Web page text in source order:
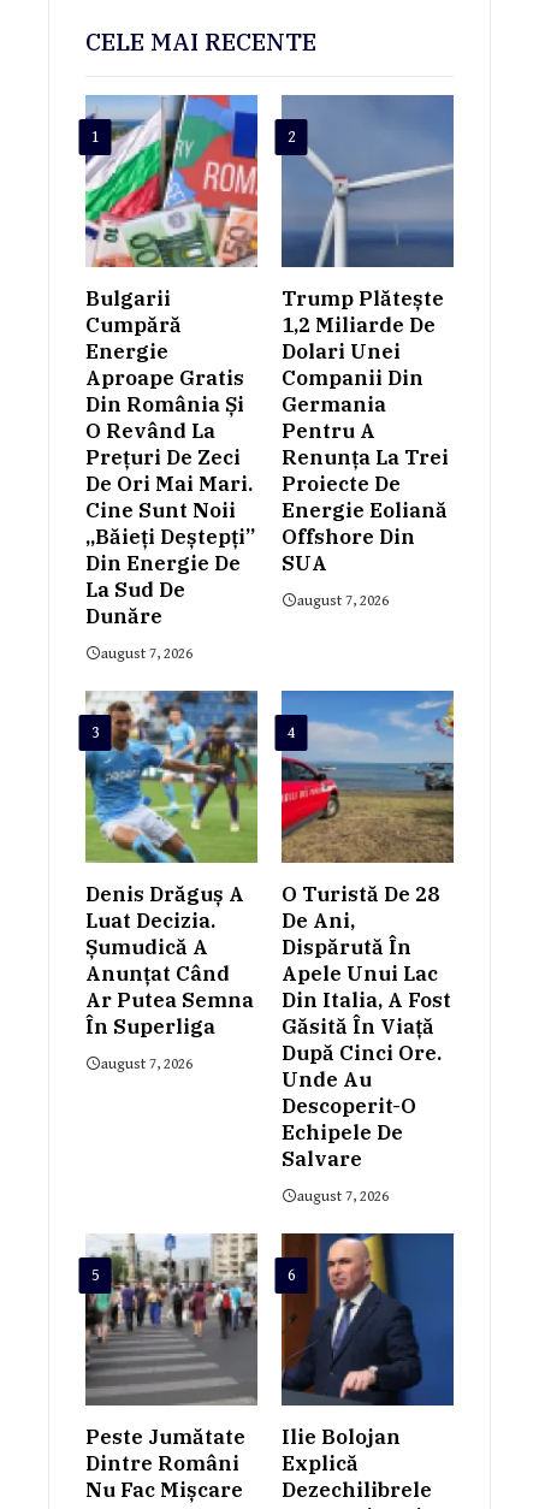
CELE MAI RECENTE
1
Bulgarii
Cumpără
Energie
Aproape Gratis
Din România Și
O Revând La
Prețuri De Zeci
De Ori Mai Mari.
Cine Sunt Noii
„băieți Deștepți”
Din Energie De
La Sud De
Dunăre
august 7, 2026
2
Trump Plătește
1,2 Miliarde De
Dolari Unei
Companii Din
Germania
Pentru A
Renunța La Trei
Proiecte De
Energie Eoliană
Offshore Din
SUA
august 7, 2026
3
Denis Drăguș A
Luat Decizia.
Șumudică A
Anunțat Când
Ar Putea Semna
În Superliga
august 7, 2026
4
O Turistă De 28
De Ani,
Dispărută În
Apele Unui Lac
Din Italia, A Fost
Găsită În Viață
După Cinci Ore.
Unde Au
Descoperit-O
Echipele De
Salvare
august 7, 2026
5
Peste Jumătate
Dintre Români
Nu Fac Mișcare
6
Ilie Bolojan
Explică
Dezechilibrele